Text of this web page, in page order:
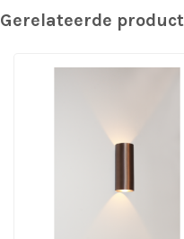
Gerelateerde